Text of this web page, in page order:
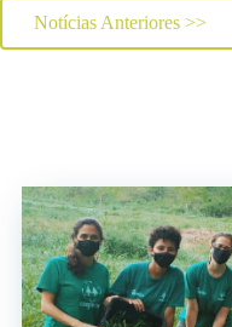
Notícias Anteriores >>